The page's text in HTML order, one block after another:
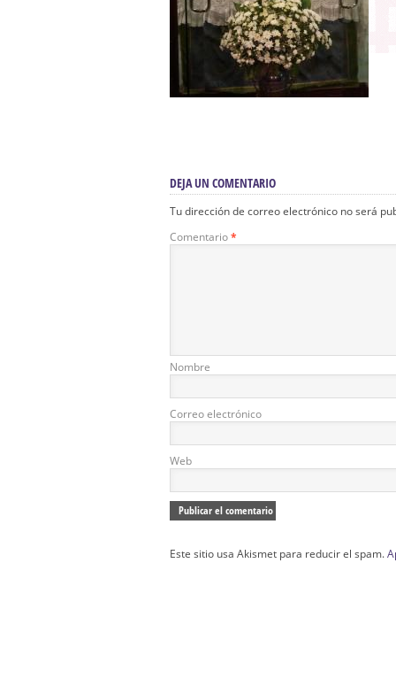
DEJA UN COMENTARIO
Tu dirección de correo electrónico no será
Comentario*
Nombre
Correo electrónico
Web
Este sitio usa Akismet para reducir el spam.